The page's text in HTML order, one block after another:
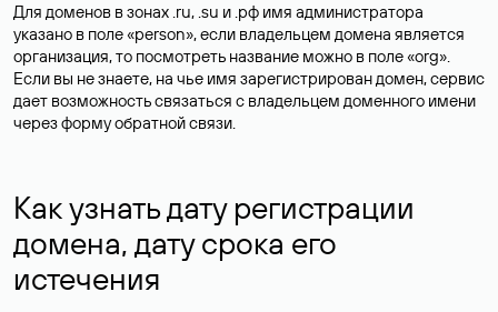
Для доменов в зонах .ru, .su и .рф имя администратора
указано в поле «person», если владельцем домена является
организация, то посмотреть название можно в поле «org».
Если вы не знаете, на чье имя зарегистрирован домен, сервис
дает возможность связаться с владельцем доменного имени
через форму обратной связи.
Как узнать дату регистрации
домена, дату срока его
истечения